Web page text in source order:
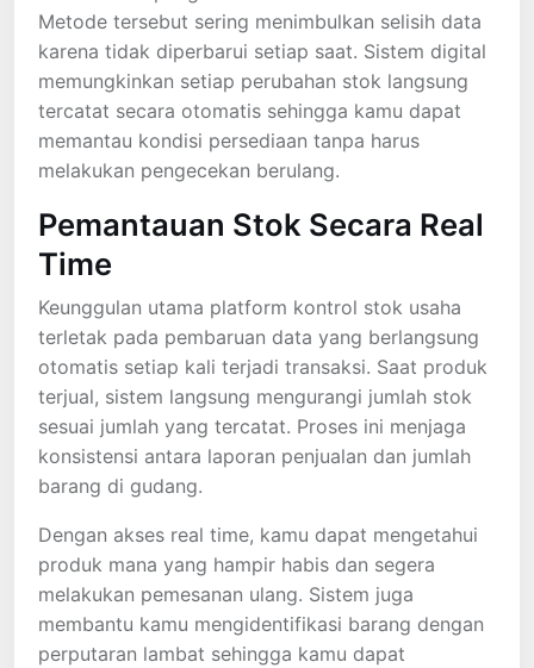
Metode tersebut sering menimbulkan selisih data
karena tidak diperbarui setiap saat. Sistem digital
memungkinkan setiap perubahan stok langsung
tercatat secara otomatis sehingga kamu dapat
memantau kondisi persediaan tanpa harus
melakukan pengecekan berulang.
Pemantauan Stok Secara Real
Time
Keunggulan utama platform kontrol stok usaha
terletak pada pembaruan data yang berlangsung
otomatis setiap kali terjadi transaksi. Saat produk
terjual, sistem langsung mengurangi jumlah stok
sesuai jumlah yang tercatat. Proses ini menjaga
konsistensi antara laporan penjualan dan jumlah
barang di gudang.
Dengan akses real time, kamu dapat mengetahui
produk mana yang hampir habis dan segera
melakukan pemesanan ulang. Sistem juga
membantu kamu mengidentifikasi barang dengan
perputaran lambat sehingga kamu dapat